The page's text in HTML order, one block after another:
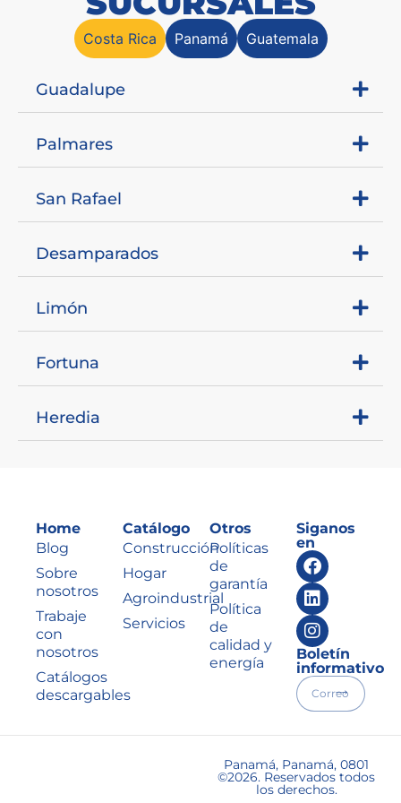
Costa Rica Panamá Guatemala
Guadalupe
Palmares
San Rafael
Desamparados
Limón
Fortuna
Heredia
Home
Blog
Sobre
nosotros
Trabaje
con
nosotros
Catálogos
descargables
Catálogo
Construcción
Hogar
Agroindustrial
Servicios
Otros
Políticas
de
garantía
Política
de
calidad y
energía
Siganos
en
Boletín
informativo
Panamá, Panamá, 0801
©2026. Reservados todos
los derechos.